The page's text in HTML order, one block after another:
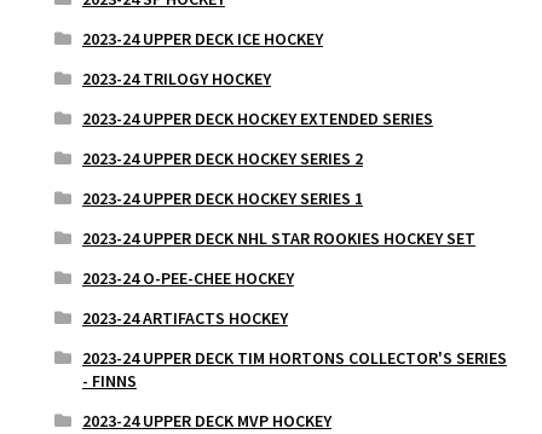
2023-24 UPPER DECK ICE HOCKEY
2023-24 TRILOGY HOCKEY
2023-24 UPPER DECK HOCKEY EXTENDED SERIES
2023-24 UPPER DECK HOCKEY SERIES 2
2023-24 UPPER DECK HOCKEY SERIES 1
2023-24 UPPER DECK NHL STAR ROOKIES HOCKEY SET
2023-24 O-PEE-CHEE HOCKEY
2023-24 ARTIFACTS HOCKEY
2023-24 UPPER DECK TIM HORTONS COLLECTOR'S SERIES
- FINNS
2023-24 UPPER DECK MVP HOCKEY